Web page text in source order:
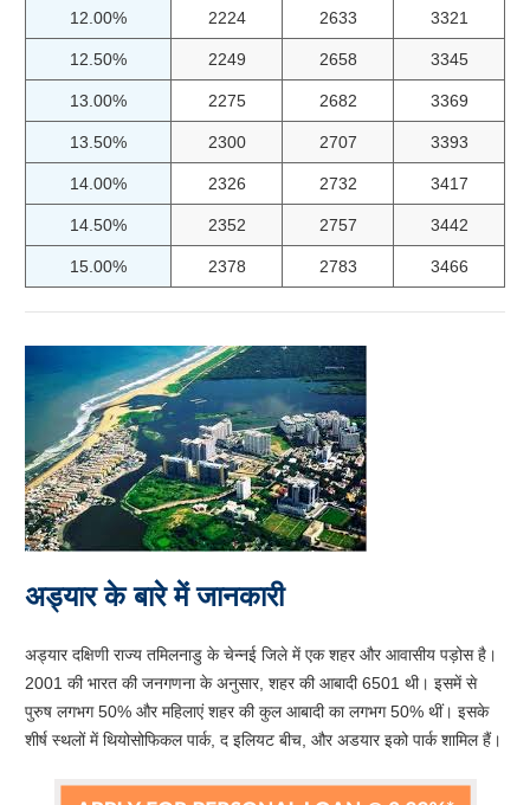
12.00% 2224 2633 3321
12.50% 2249 2658 3345
13.00% 2275 2682 3369
13.50% 2300 2707 3393
14.00% 2326 2732 3417
14.50% 2352 2757 3442
15.00% 2378 2783 3466
अड्यार के बारे में जानकारी
अड्यार दक्षिणी राज्य तमिलनाडु के चेन्नई जिले में एक शहर और आवासीय पड़ोस है।
2001 की भारत की जनगणना के अनुसार, शहर की आबादी 6501 थी। इसमें से
पुरुष लगभग 50% और महिलाएं शहर की कुल आबादी का लगभग 50% थीं। इसके
शीर्ष स्थलों में थियोसोफिकल पार्क, द इलियट बीच, और अडयार इको पार्क शामिल हैं।